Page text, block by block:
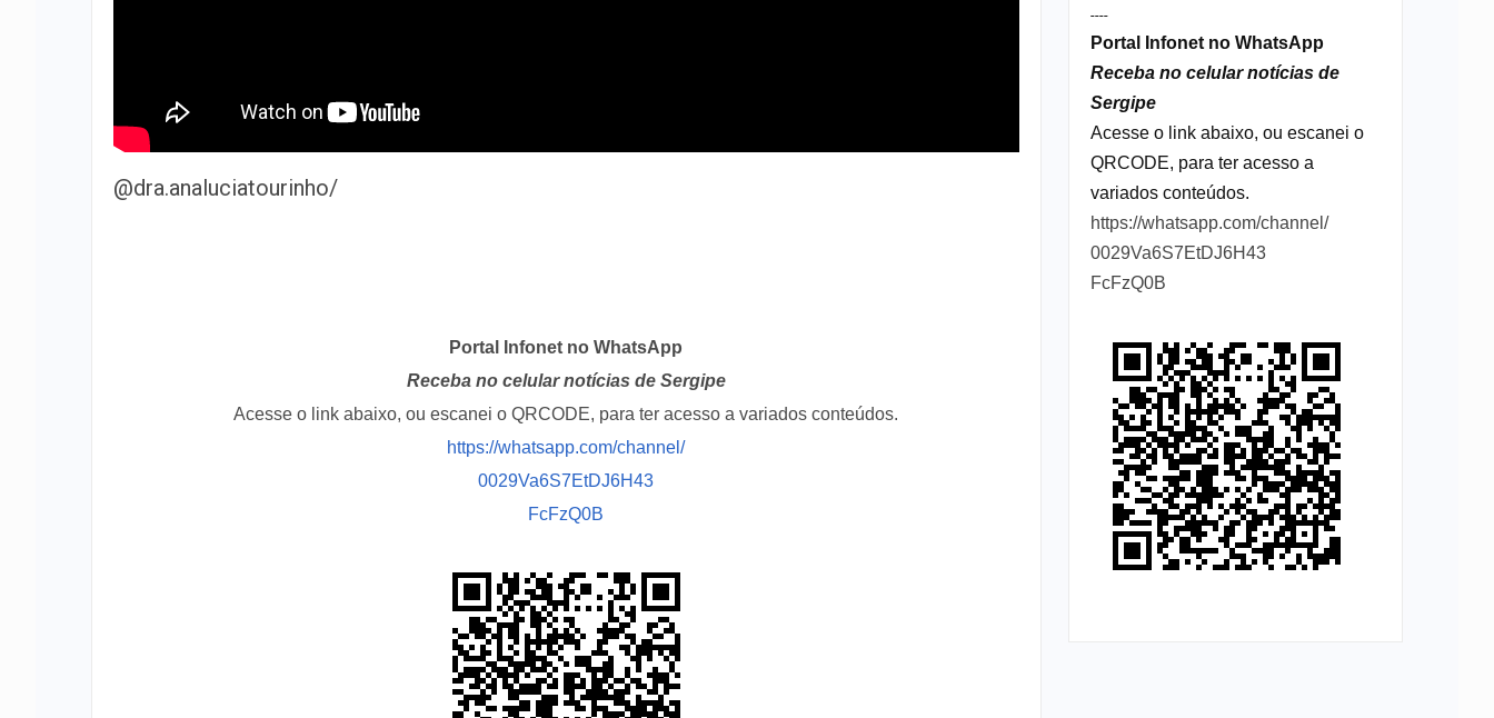
@dra.analuciatourinho/
Portal Infonet no WhatsApp
Receba no celular notícias de Sergipe
Acesse o link abaixo, ou escanei o QRCODE, para ter acesso a variados conteúdos.
https://whatsapp.com/channel/
0029Va6S7EtDJ6H43
FcFzQ0B
----
Portal Infonet no WhatsApp
Receba no celular notícias de
Sergipe
Acesse o link abaixo, ou escanei o
QRCODE, para ter acesso a
variados conteúdos.
https://whatsapp.com/channel/
0029Va6S7EtDJ6H43
FcFzQ0B